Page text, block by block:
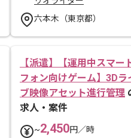
六本木（東京都）
【派遣】【運用中スマー
フォン向けゲーム】3Dラ
ブ映像アセット進行管理
求人・案件
~2,450円／時